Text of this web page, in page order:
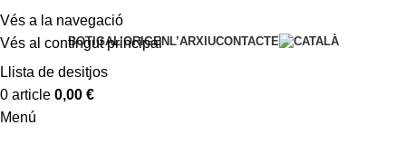
Vés a la navegació
Vés al contingut principal
BOTIGAL’ORIGEN L’ARXIUCONTACTE
Llista de desitjos
0 article 0,00 €
Menú